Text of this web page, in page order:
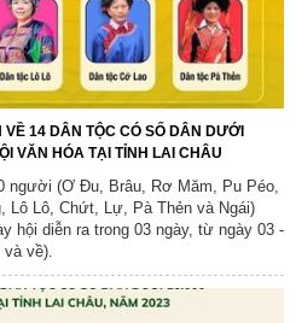
14 DÂN TỘC CÓ SỐ DÂN DƯỚI
VĂN HÓA TẠI TỈNH LAI CHÂU
người (Ơ Đu, Brâu, Rơ Măm, Pu Péo,
Lô Lô, Chứt, Lự, Pà Thẻn và Ngái)
hội diễn ra trong 03 ngày, từ ngày 03 -
và về).